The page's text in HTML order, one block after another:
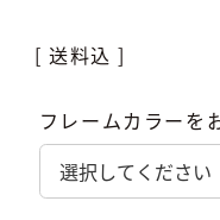
送料込
フレームカラーを